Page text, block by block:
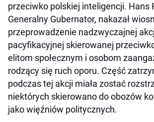
przeciwko polskiej inteligencji. Hans
Generalny Gubernator, nakazał
przeprowadzenie nadzwyczajnej
pacyfikacyjnej skierowanej
elitom społecznym i osobom
rodzący się ruch oporu. Część
podczas tej akcji miała zostać
niektórych skierowano do obozów
jako więźniów politycznych.